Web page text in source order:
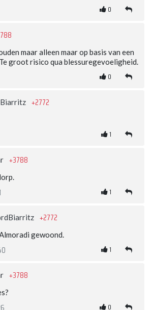
0
maar alleen maar op basis van een
groot risico qua blessuregevoeligheid.
0
+2772
1
+3788
1
+2772
gewoond.
1
+3788
0